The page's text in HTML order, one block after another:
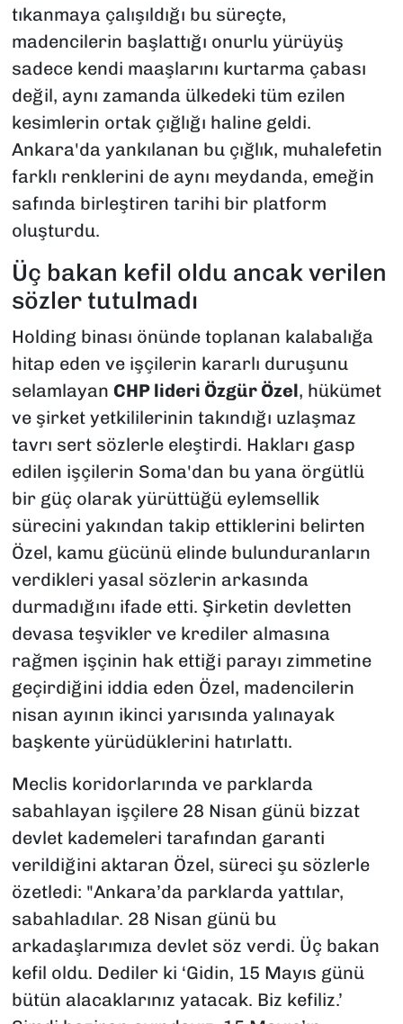
tıkanmaya çalışıldığı bu süreçte,
madencilerin başlattığı onurlu yürüyüş
sadece kendi maaşlarını kurtarma çabası
değil, aynı zamanda ülkedeki tüm ezilen
kesimlerin ortak çığlığı haline geldi.
Ankara'da yankılanan bu çığlık, muhalefetin
farklı renklerini de aynı meydanda, emeğin
safında birleştiren tarihi bir platform
oluşturdu.
Üç bakan kefil oldu ancak verilen
sözler tutulmadı
Holding binası önünde toplanan kalabalığa
hitap eden ve işçilerin kararlı duruşunu
selamlayan CHP lideri Özgür Özel, hükümet
ve şirket yetkililerinin takındığı uzlaşmaz
tavrı sert sözlerle eleştirdi. Hakları gasp
edilen işçilerin Soma'dan bu yana örgütlü
bir güç olarak yürüttüğü eylemsellik
sürecini yakından takip ettiklerini belirten
Özel, kamu gücünü elinde bulunduranların
verdikleri yasal sözlerin arkasında
durmadığını ifade etti. Şirketin devletten
devasa teşvikler ve krediler almasına
rağmen işçinin hak ettiği parayı zimmetine
geçirdiğini iddia eden Özel, madencilerin
nisan ayının ikinci yarısında yalınayak
başkente yürüdüklerini hatırlattı.
Meclis koridorlarında ve parklarda
sabahlayan işçilere 28 Nisan günü bizzat
devlet kademeleri tarafından garanti
verildiğini aktaran Özel, süreci şu sözlerle
özetledi: "Ankara’da parklarda yattılar,
sabahladılar. 28 Nisan günü bu
arkadaşlarımıza devlet söz verdi. Üç bakan
kefil oldu. Dediler ki ‘Gidin, 15 Mayıs günü
bütün alacaklarınız yatacak. Biz kefiliz.’